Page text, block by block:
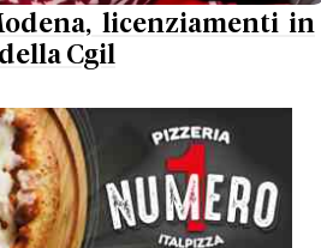
licenziamenti in
Cgil